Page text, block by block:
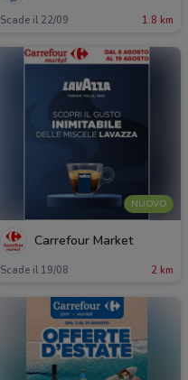
Scade il 22/09 1.8 km
NUOVO
Carrefour Market
Scade il 19/08 2 km